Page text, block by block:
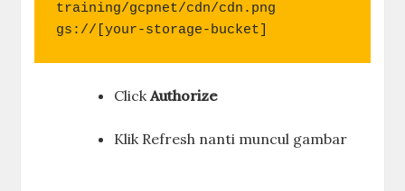
training/gcpnet/cdn/cdn.png
gs://[your-storage-bucket]
ClickAuthorize
Klik Refresh nanti muncul gambar